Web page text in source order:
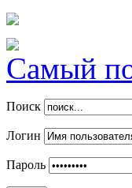
Самый
Поиск
Логин
Пароль